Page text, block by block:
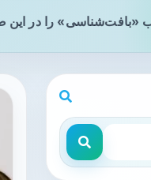
«بافت‌شناسی» را در